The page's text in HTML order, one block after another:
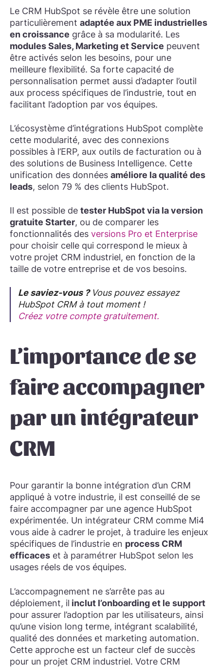
Le CRM HubSpot se révèle être une solution
particulièrement adaptée aux PME industrielles
en croissance grâce à sa modularité. Les
modules Sales, Marketing et Service peuvent
être activés selon les besoins, pour une
meilleure flexibilité. Sa forte capacité de
personnalisation permet aussi d’adapter l’outil
aux process spécifiques de l’industrie, tout en
facilitant l’adoption par vos équipes.
L’écosystème d’intégrations HubSpot complète
cette modularité, avec des connexions
possibles à l’ERP, aux outils de facturation ou à
des solutions de Business Intelligence. Cette
unification des données améliore la qualité des
leads, selon 79 % des clients HubSpot.
Il est possible de tester HubSpot via la version
gratuite Starter, ou de comparer les
fonctionnalités des versions Pro et Enterprise
pour choisir celle qui correspond le mieux à
votre projet CRM industriel, en fonction de la
taille de votre entreprise et de vos besoins.
Le saviez-vous ? Vous pouvez essayez
HubSpot CRM à tout moment !
Créez votre compte gratuitement.
L’importance de se
faire accompagner
par un intégrateur
CRM
Pour garantir la bonne intégration d’un CRM
appliqué à votre industrie, il est conseillé de se
faire accompagner par une agence HubSpot
expérimentée. Un intégrateur CRM comme Mi4
vous aide à cadrer le projet, à traduire les enjeux
spécifiques de l’industrie en process CRM
efficaces et à paramétrer HubSpot selon les
usages réels de vos équipes.
L’accompagnement ne s’arrête pas au
déploiement, il inclut l’onboarding et le support
pour assurer l’adoption par les utilisateurs, ainsi
qu’une vision long terme, intégrant scalabilité,
qualité des données et marketing automation.
Cette approche est un facteur clef de succès
pour un projet CRM industriel. Votre CRM